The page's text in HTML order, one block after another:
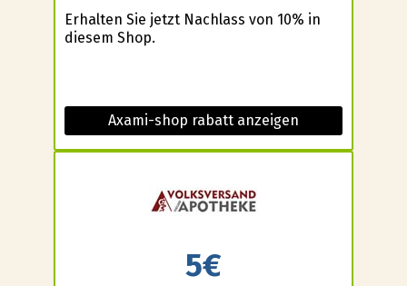
Erhalten Sie jetzt Nachlass von 10% in
diesem Shop.
Axami-shop rabatt anzeigen
5€